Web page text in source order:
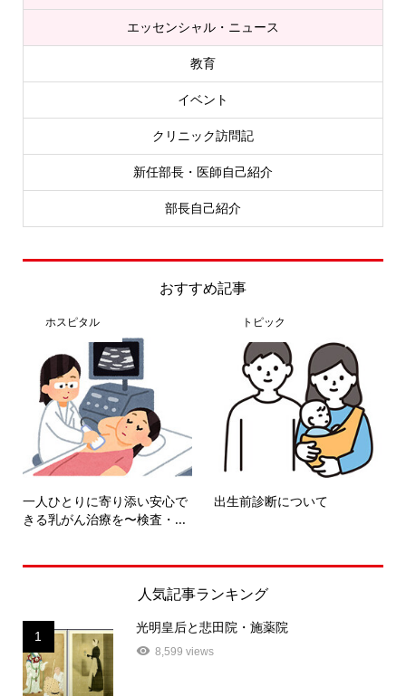
エッセンシャル・ニュース
教育
イベント
クリニック訪問記
新任部長・医師自己紹介
部長自己紹介
おすすめ記事
ホスピタル
一人ひとりに寄り添い安心で
きる乳がん治療を〜検査・...
トピック
出生前診断について
人気記事ランキング
1
光明皇后と悲田院・施薬院
8,599 views